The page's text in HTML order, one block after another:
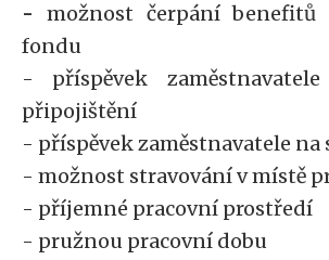
- možnost čerpání benefitů
fondu
- příspěvek
připojištění
- příspěvek zaměstnavatele na
- možnost stravování v místě
- příjemné pracovní prostředí
- pružnou pracovní dobu